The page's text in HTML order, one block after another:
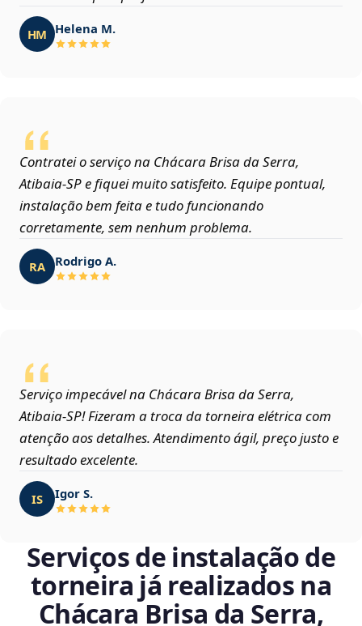
HM Helena M.
Contratei o serviço na Chácara Brisa da Serra,
Atibaia‑SP e fiquei muito satisfeito. Equipe pontual,
instalação bem feita e tudo funcionando
corretamente, sem nenhum problema.
RA Rodrigo A.
Serviço impecável na Chácara Brisa da Serra,
Atibaia‑SP! Fizeram a troca da torneira elétrica com
atenção aos detalhes. Atendimento ágil, preço justo e
resultado excelente.
IS Igor S.
Serviços de instalação de
torneira já realizados na
Chácara Brisa da Serra,